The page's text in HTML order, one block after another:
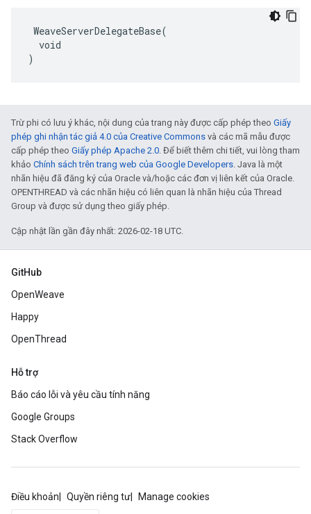
WeaveServerDelegateBase(
  void
)
Trừ phi có lưu ý khác, nội dung của trang này được cấp phép theo Giấy
phép ghi nhận tác giả 4.0 của Creative Commons và các mã mẫu được
cấp phép theo Giấy phép Apache 2.0. Để biết thêm chi tiết, vui lòng tham
khảo Chính sách trên trang web của Google Developers. Java là một
nhãn hiệu đã đăng ký của Oracle và/hoặc các đơn vị liên kết của Oracle.
OPENTHREAD và các nhãn hiệu có liên quan là nhãn hiệu của Thread
Group và được sử dụng theo giấy phép.
Cập nhật lần gần đây nhất: 2026-02-18 UTC.
GitHub
OpenWeave
Happy
OpenThread
Hỗ trợ
Báo cáo lỗi và yêu cầu tính năng
Google Groups
Stack Overflow
Điều khoản Quyền riêng tư Manage cookies